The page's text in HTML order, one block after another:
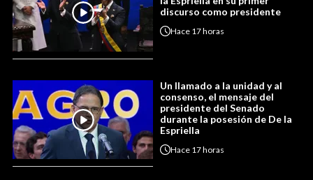
discurso como presidente
Hace 17 horas
Un llamado a la unidad y al
consenso, el mensaje del
presidente del Senado
durante la posesión de De la
Espriella
Hace 17 horas